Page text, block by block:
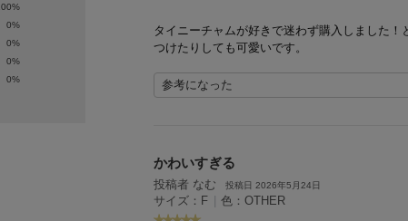
0%
0%
0%
0%
タイニーチャムが好きで迷わず購入しました
つけたりしても可愛いです。
参考になった
かわいすぎる
投稿者 なむ 投稿日 2026年5月24日
サイズ：F 色：OTHER